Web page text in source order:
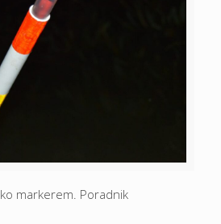
markerem. Poradnik